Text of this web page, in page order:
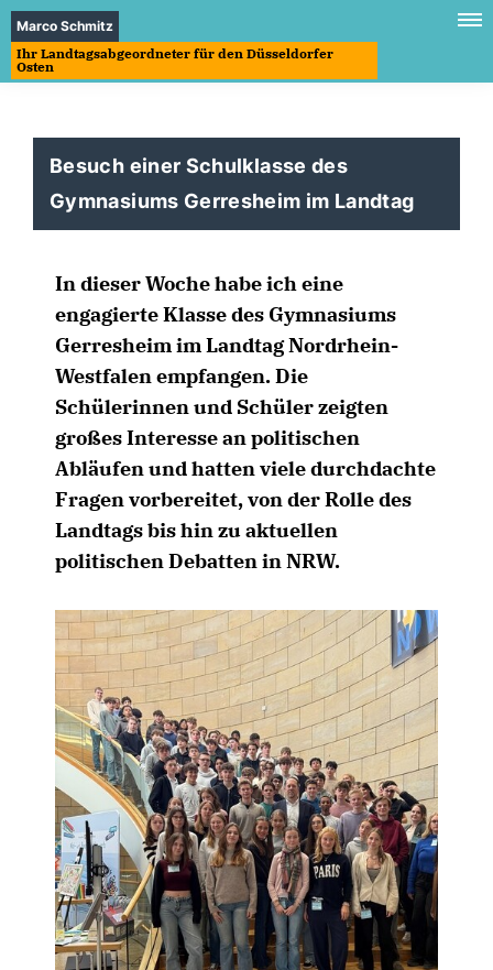
Marco Schmitz
Ihr Landtagsabgeordneter für den Düsseldorfer
Osten
Besuch einer Schulklasse des
Gymnasiums Gerresheim im Landtag
In dieser Woche habe ich eine
engagierte Klasse des Gymnasiums
Gerresheim im Landtag Nordrhein-
Westfalen empfangen. Die
Schülerinnen und Schüler zeigten
großes Interesse an politischen
Abläufen und hatten viele durchdachte
Fragen vorbereitet, von der Rolle des
Landtags bis hin zu aktuellen
politischen Debatten in NRW.